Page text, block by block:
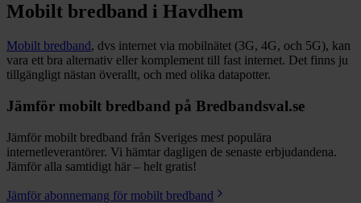
Mobilt bredband i Havdhem
Mobilt bredband, dvs internet via mobilnätet (3G, 4G, och 5G), kan
vara ett bra alternativ eller komplement till fast internet. Det finns ju
tillgängligt nästan överallt, och med olika datapotter.
Jämför mobilt bredband på Bredbandsval.se
Jämför mobilt bredband från Sveriges mest populära
internetleverantörer. Vi hämtar dagligen de senaste erbjudandena.
Jämför alla samtidigt här – helt gratis!
Jämför abonnemang för mobilt bredband